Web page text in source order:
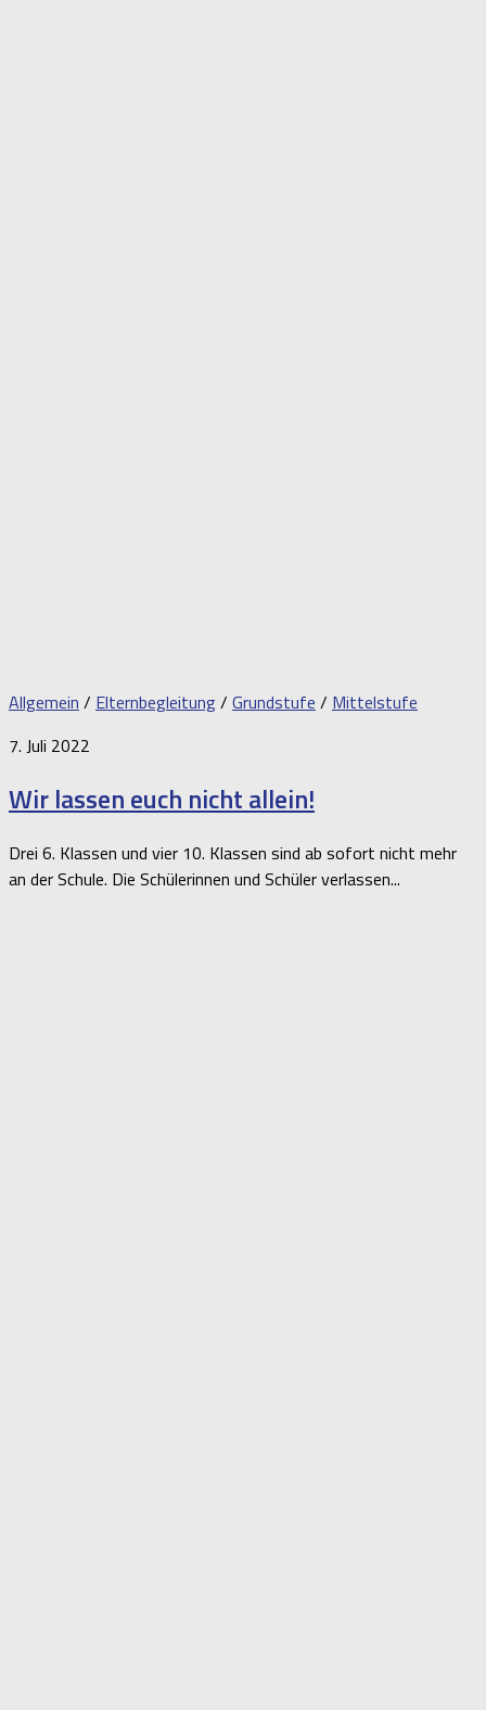
Allgemein / Elternbegleitung/ Grundstufe / Mittelstufe
7. Juli 2022
Wir lassen euch nicht allein!
Drei 6. Klassen und vier 10. Klassen sind ab sofort nicht mehr
an der Schule. Die Schülerinnen und Schüler verlassen...